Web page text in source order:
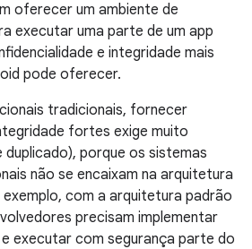
oferecer um ambiente de
executar uma parte de um app
e integridade mais
pode oferecer.
tradicionais, fornecer
fortes exige muito
porque os sistemas
não se encaixam na arquitetura
com a arquitetura padrão
precisam implementar
executar com segurança parte do